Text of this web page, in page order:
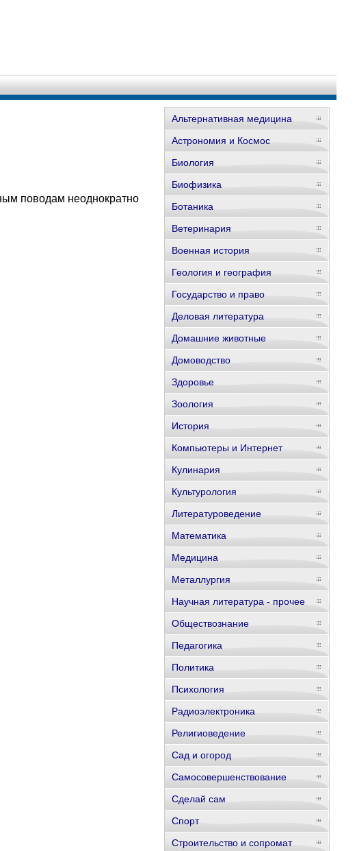
поводам неоднократно
Альтернативная медицина
Астрономия и Космос
Биология
Биофизика
Ботаника
Ветеринария
Военная история
Геология и география
Государство и право
Деловая литература
Домашние животные
Домоводство
Здоровье
Зоология
История
Компьютеры и Интернет
Кулинария
Культурология
Литературоведение
Математика
Медицина
Металлургия
Научная литература - прочее
Обществознание
Педагогика
Политика
Психология
Радиоэлектроника
Религиоведение
Сад и огород
Самосовершенствование
Сделай сам
Спорт
Строительство и сопромат